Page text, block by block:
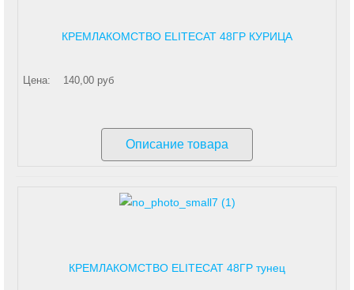
КРЕМЛАКОМСТВО ELITECAT 48ГР КУРИЦА
Цена: 140,00 руб
Описание товара
КРЕМЛАКОМСТВО ELITECAT 48ГР тунец